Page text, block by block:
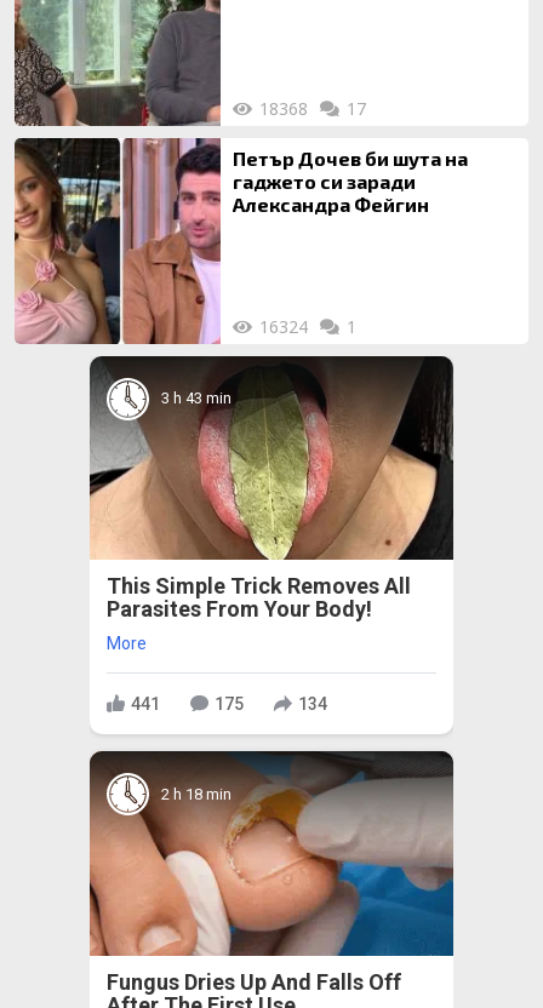
18368 17
Петър Дочев би шута на
гаджето си заради
Александра Фейгин
16324 1
3 h 43 min
This Simple Trick Removes All
Parasites From Your Body!
More
441 175 134
2 h 18 min
Fungus Dries Up And Falls Off